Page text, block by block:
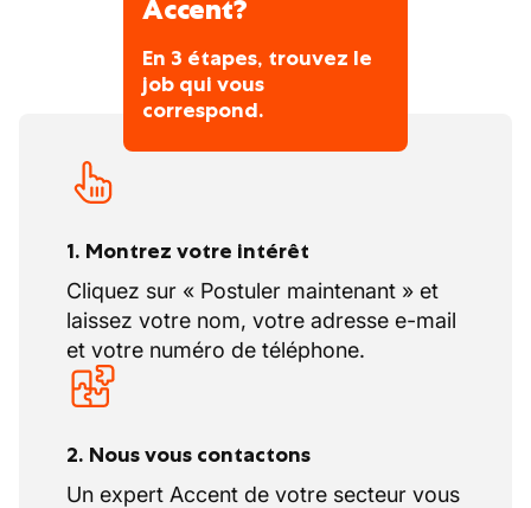
Accent?
En 3 étapes, trouvez le
job qui vous
correspond.
1. Montrez votre intérêt
Cliquez sur « Postuler maintenant » et
laissez votre nom, votre adresse e-mail
et votre numéro de téléphone.
2. Nous vous contactons
Un expert Accent de votre secteur vous